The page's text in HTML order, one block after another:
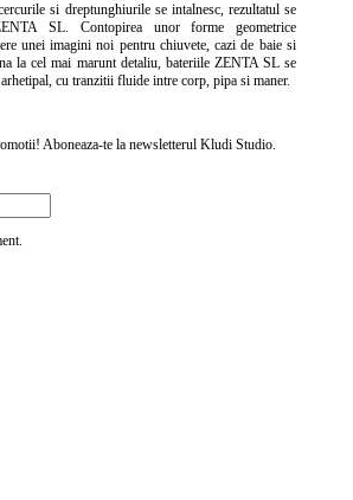
si dreptunghiurile se intalnesc, rezultatul se
SL. Contopirea unor forme geometrice
unei imagini noi pentru chiuvete, cazi de baie si
la cel mai marunt detaliu, bateriile ZENTA SL se
cu tranzitii fluide intre corp, pipa si maner.
Aboneaza-te la newsletterul Kludi Studio.